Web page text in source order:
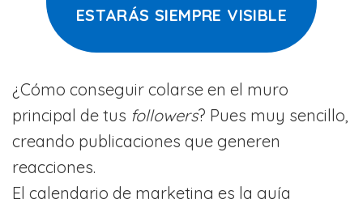
ESTARÁS SIEMPRE VISIBLE
¿Cómo conseguir colarse en el muro
principal de tus followers? Pues muy sencillo,
creando publicaciones que generen
reacciones.
El calendario de marketing es la guía